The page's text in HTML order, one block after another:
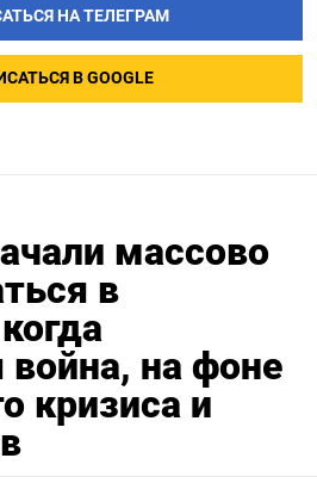
НА ТЕЛЕГРАМ
В GOOGLE
массово
в
война, на фоне
кризиса и